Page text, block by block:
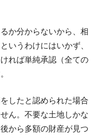
か分からないから、相
いうわけにはいかず、
れば単純承認（全ての
したと認められた場合
ん。不要な土地しかな
から多額の財産が見つ